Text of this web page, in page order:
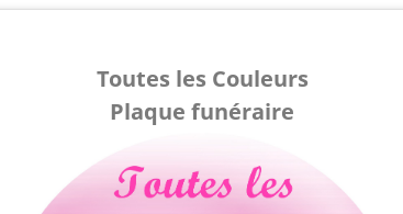
Toutes les Couleurs
Plaque funéraire